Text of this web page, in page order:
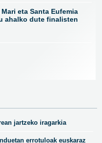
eta Santa Eufemia
ahalko dute finalisten
jartzeko iragarkia
errotuloak euskaraz